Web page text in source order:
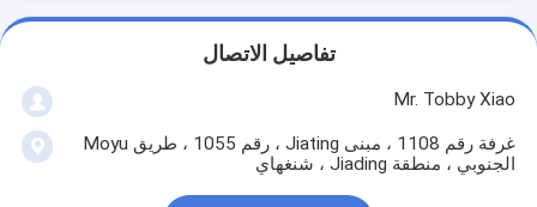
تفاصيل الاتصال
Mr. Tobby Xiao
غرفة رقم 1108 ، مبنى Jiating ، رقم 1055 ، طريق Moyu
الجنوبي ، منطقة Jiading ، شنغهاي